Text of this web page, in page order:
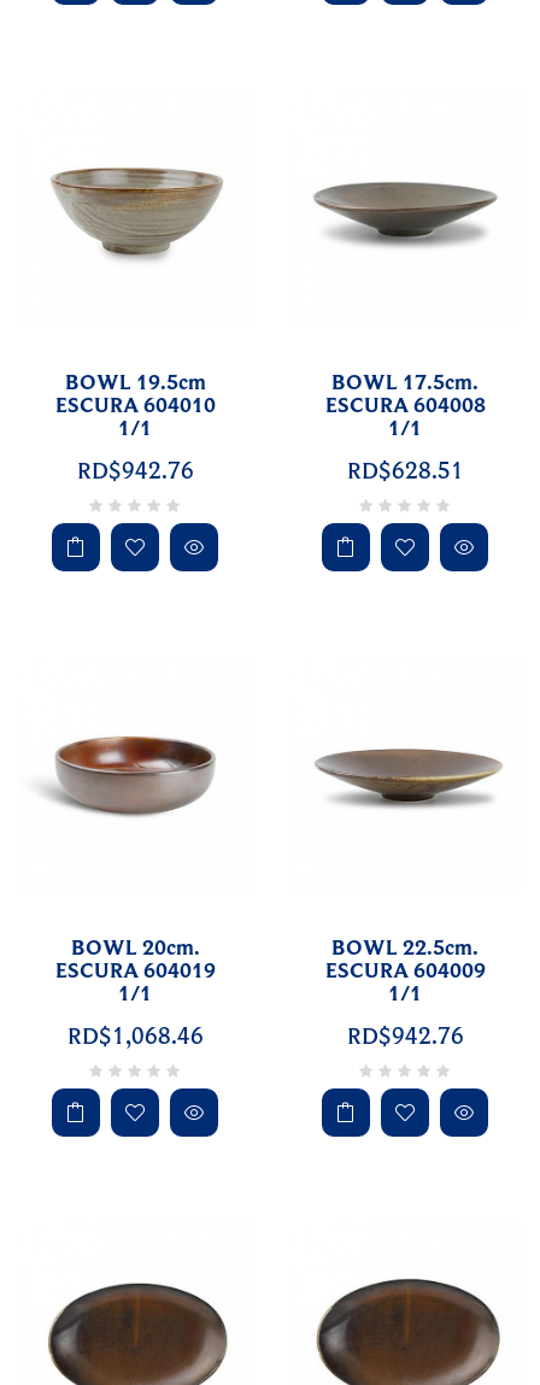
BOWL 19.5cm
ESCURA 604010
1/1
RD$942.76
BOWL 17.5cm.
ESCURA 604008
1/1
RD$628.51
BOWL 20cm.
ESCURA 604019
1/1
RD$1,068.46
BOWL 22.5cm.
ESCURA 604009
1/1
RD$942.76